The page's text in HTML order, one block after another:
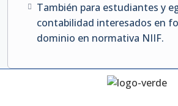
También para estudiantes y
contabilidad interesados en
dominio en normativa NIIF.